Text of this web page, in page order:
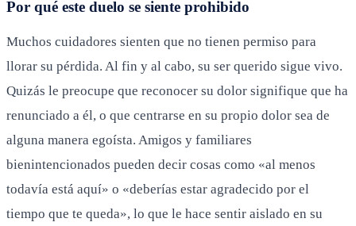
Por qué este duelo se siente prohibido
Muchos cuidadores sienten que no tienen permiso para
llorar su pérdida. Al fin y al cabo, su ser querido sigue vivo.
Quizás le preocupe que reconocer su dolor signifique que ha
renunciado a él, o que centrarse en su propio dolor sea de
alguna manera egoísta. Amigos y familiares
bienintencionados pueden decir cosas como «al menos
todavía está aquí» o «deberías estar agradecido por el
tiempo que te queda», lo que le hace sentir aislado en su